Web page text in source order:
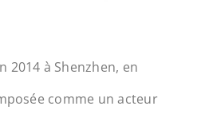
2014 à Shenzhen, en
comme un acteur